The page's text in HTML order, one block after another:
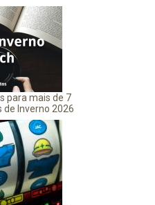
para mais de 7
de Inverno 2026